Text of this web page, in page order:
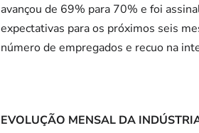
avançou de 69% para 70% e foi
expectativas para os próximos seis
número de empregados e recuo na
EVOLUÇÃO MENSAL DA